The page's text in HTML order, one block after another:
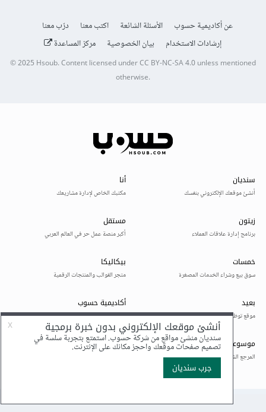
عن أكاديمية حسوب الأسئلة الشائعة اكتب معنا
درّب معنا
إرشادات الاستخدام
بيان الخصوصية مركز المساعدة
© 2025Hsoub.Content licensed underCC BY-NC-SA 4.0unless mentioned
otherwise.